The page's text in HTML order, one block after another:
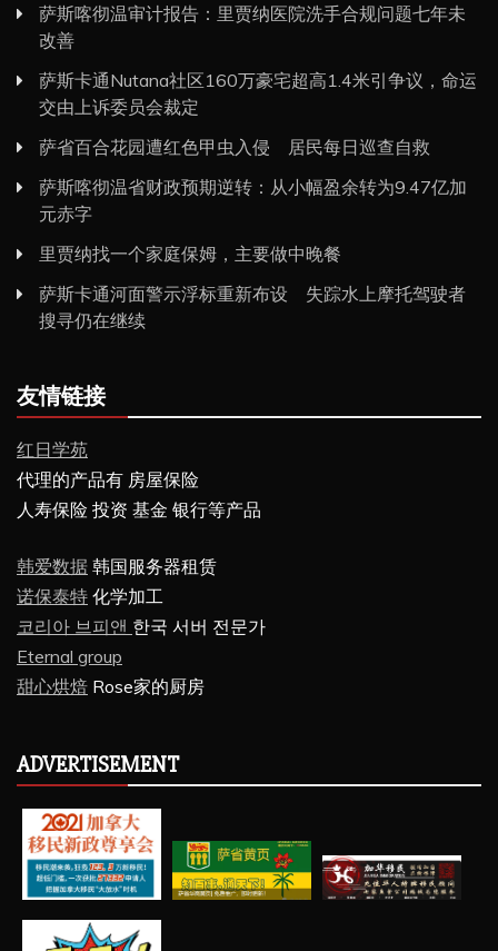
萨斯喀彻温审计报告：里贾纳医院洗手合规问题七年未
改善
萨斯卡通Nutana社区160万豪宅超高1.4米引争议，命运
交由上诉委员会裁定
萨省百合花园遭红色甲虫入侵 居民每日巡查自救
萨斯喀彻温省财政预期逆转：从小幅盈余转为9.47亿加
元赤字
里贾纳找一个家庭保姆，主要做中晚餐
萨斯卡通河面警示浮标重新布设 失踪水上摩托驾驶者
搜寻仍在继续
友情链接
红日学苑
代理的产品有 房屋保险
人寿保险 投资 基金 银行等产品
韩爱数据 韩国服务器租赁
诺保泰特 化学加工
코리아 브피앤 한국 서버 전문가
Eternal group
甜心烘焙 Rose家的厨房
ADVERTISEMENT